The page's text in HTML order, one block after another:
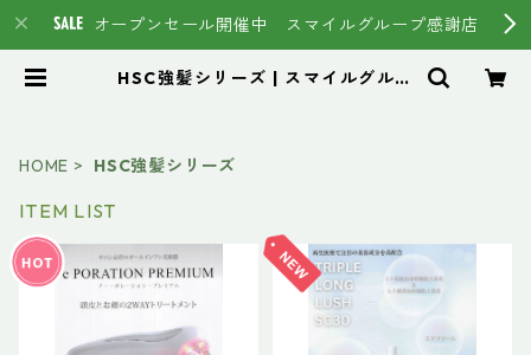
オープンセール開催中 スマイルグループ感謝店
HSC強髪シリーズ | スマイルグルー
HOME HSC強髪シリーズ
ITEM LIST